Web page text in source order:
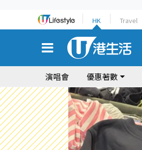
HK Travel
演唱會 優惠著數